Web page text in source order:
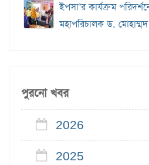
ইপসা’র কার্যক্রম
মহাপরিচালক ড.
পুরনো খবর
2026
2025